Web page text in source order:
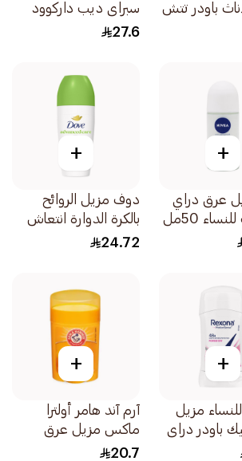
باودر تتش
سبراي ديب داركوود
150مل
27.6
+
عرق دراي
50مل
+
دوف مزيل الروائح
بالكرة الدوارة انتعاش
24.72
+
مزيل
باودر دراي
+
آرم آند هامر أولترا
ماكس مزيل عرق
بالبرتقال 28جرام
20.7